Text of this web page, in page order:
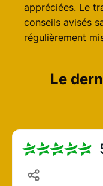
appréciées. Le
conseils avisés
régulièrement
Le